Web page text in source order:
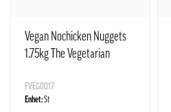
Vegan Nochicken Nuggets
1.75kg The Vegetarian
FVEG0017
Enhet:St